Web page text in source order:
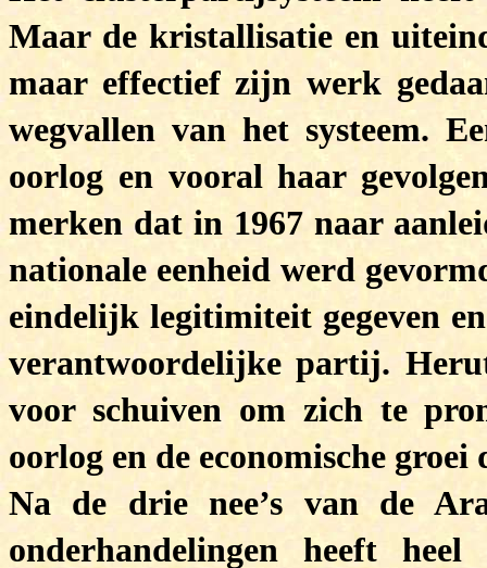
Maar de kristallisatie en
maar effectief zijn werk
wegvallen van het systeem.
oorlog en vooral haar
merken dat in 1967 naar
nationale eenheid werd
eindelijk legitimiteit gegeven
verantwoordelijke partij.
voor schuiven om zich te
oorlog en de economische groei
Na de drie nee’s van de
onderhandelingen heeft